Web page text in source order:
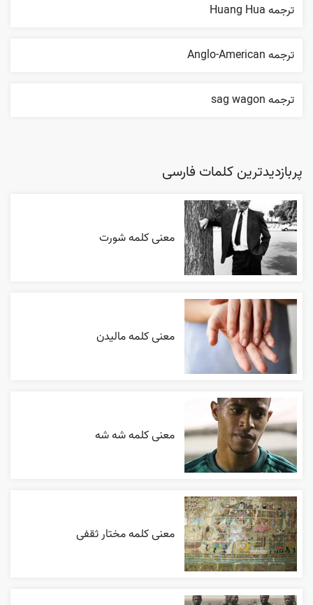
ترجمه Huang Hua
ترجمه Anglo-American
ترجمه sag wagon
پربازدیدترین کلمات فارسی
معنی کلمه شورت
معنی کلمه مالیدن
معنی کلمه شه شه
معنی کلمه مختار ثقفی